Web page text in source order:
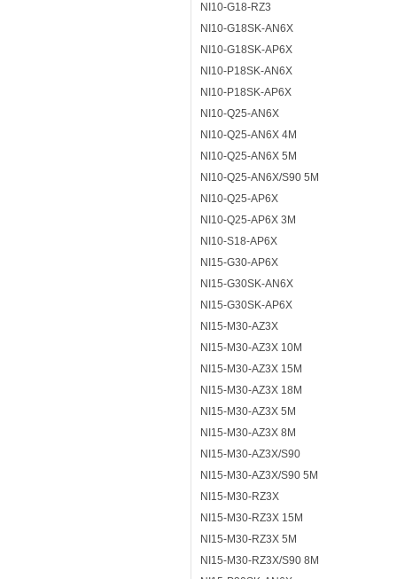
NI10-G18-RZ3
NI10-G18SK-AN6X
NI10-G18SK-AP6X
NI10-P18SK-AN6X
NI10-P18SK-AP6X
NI10-Q25-AN6X
NI10-Q25-AN6X 4M
NI10-Q25-AN6X 5M
NI10-Q25-AN6X/S90 5M
NI10-Q25-AP6X
NI10-Q25-AP6X 3M
NI10-S18-AP6X
NI15-G30-AP6X
NI15-G30SK-AN6X
NI15-G30SK-AP6X
NI15-M30-AZ3X
NI15-M30-AZ3X 10M
NI15-M30-AZ3X 15M
NI15-M30-AZ3X 18M
NI15-M30-AZ3X 5M
NI15-M30-AZ3X 8M
NI15-M30-AZ3X/S90
NI15-M30-AZ3X/S90 5M
NI15-M30-RZ3X
NI15-M30-RZ3X 15M
NI15-M30-RZ3X 5M
NI15-M30-RZ3X/S90 8M